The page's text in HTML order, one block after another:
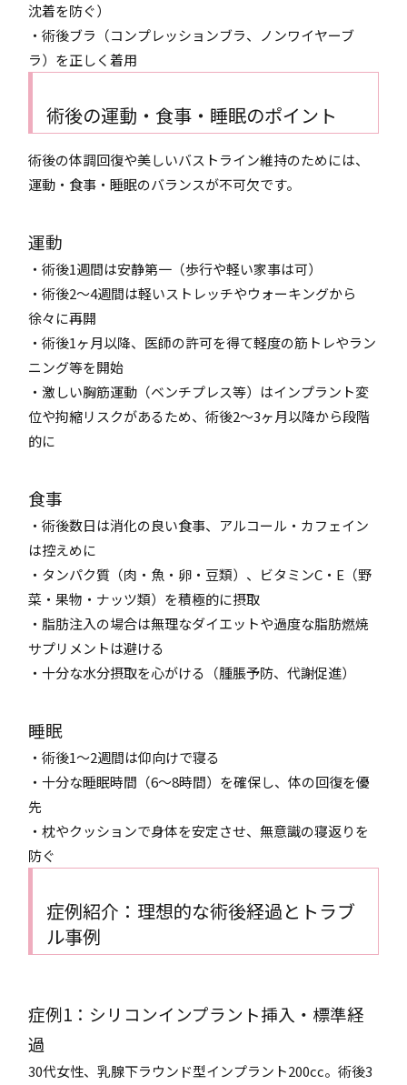
沈着を防ぐ）
・術後ブラ（コンプレッションブラ、ノンワイヤーブ
ラ）を正しく着用
術後の運動・食事・睡眠のポイント
術後の体調回復や美しいバストライン維持のためには、
運動・食事・睡眠のバランスが不可欠です。
運動
・術後1週間は安静第一（歩行や軽い家事は可）
・術後2〜4週間は軽いストレッチやウォーキングから
徐々に再開
・術後1ヶ月以降、医師の許可を得て軽度の筋トレやラン
ニング等を開始
・激しい胸筋運動（ベンチプレス等）はインプラント変
位や拘縮リスクがあるため、術後2〜3ヶ月以降から段階
的に
食事
・術後数日は消化の良い食事、アルコール・カフェイン
は控えめに
・タンパク質（肉・魚・卵・豆類）、ビタミンC・E（野
菜・果物・ナッツ類）を積極的に摂取
・脂肪注入の場合は無理なダイエットや過度な脂肪燃焼
サプリメントは避ける
・十分な水分摂取を心がける（腫脹予防、代謝促進）
睡眠
・術後1〜2週間は仰向けで寝る
・十分な睡眠時間（6〜8時間）を確保し、体の回復を優
先
・枕やクッションで身体を安定させ、無意識の寝返りを
防ぐ
症例紹介：理想的な術後経過とトラブ
ル事例
症例1：シリコンインプラント挿入・標準経
過
30代女性、乳腺下ラウンド型インプラント200cc。術後3